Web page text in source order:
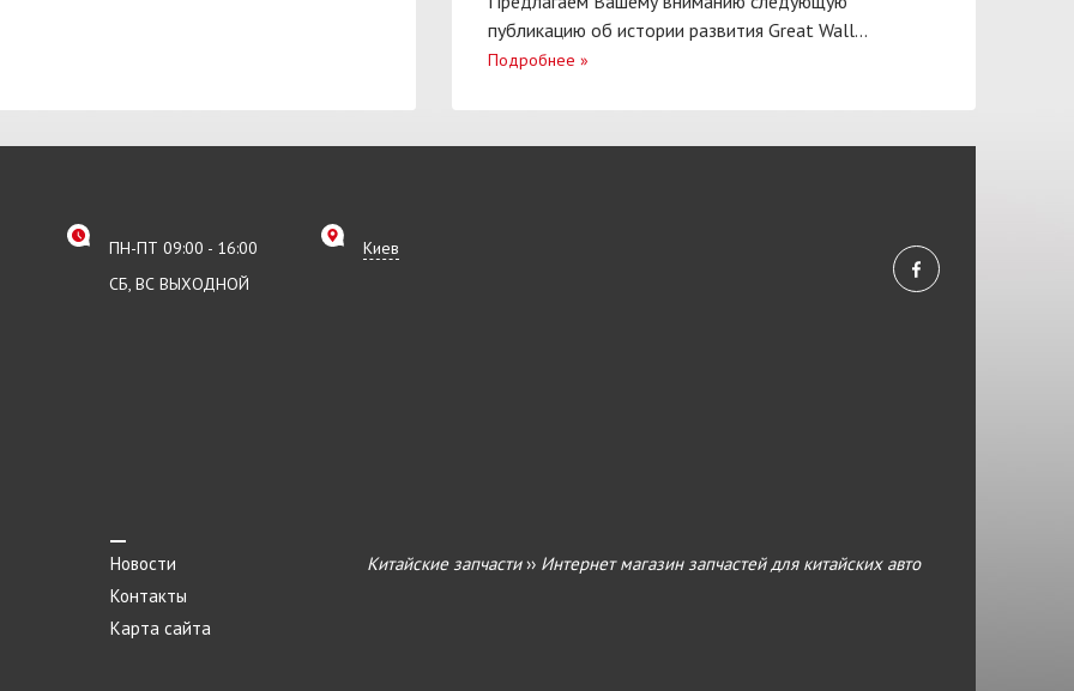
публикацию об истории развития Great Wall...
Подробнее »
ПН-ПТ 09:00 - 16:00
СБ, ВС ВЫХОДНОЙ
Киев
Новости
Контакты
Карта сайта
Китайские запчасти›› Интернет магазин запчастей для китайских авто